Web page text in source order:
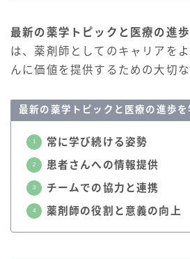
最新の薬学トピックと医療の進歩
は、薬剤師としてのキャリアを
んに価値を提供するための大切
最新の薬学トピックと医療の進歩 を
常に学び続ける姿勢
患者さんへの情報提供
チームでの協力と連携
薬剤師の役割と意義の向上